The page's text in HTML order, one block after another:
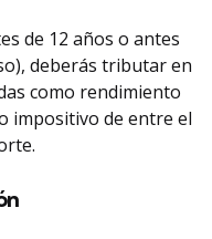
de 12 años o antes
deberás tributar en
como rendimiento
impositivo de entre el